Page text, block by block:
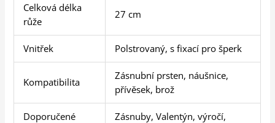
Celková délka
růže
27 cm
Vnitřek Polstrovaný, s fixací pro šperk
Kompatibilita
Zásnubní prsten, náušnice,
přívěsek, brož
Doporučené
Zásnuby, Valentýn, výročí,